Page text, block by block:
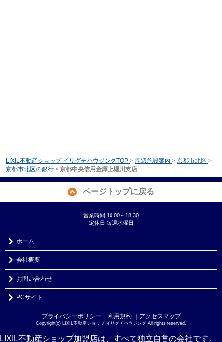
LIXIL不動産ショップ イリグチハウジングTOP > 周辺施設案内 > 京都市北区 >
京都市北区の銀行 > 京都中央信用金庫上堀川支店
ページトップに戻る
営業時間:10:00～18:30
定休日:毎週水曜日
ホーム
会社概要
お問い合わせ
PCサイト
プライバシーポリシー ｜ 利用規約 ｜アクセスマップ
Copyright(c) LIXIL不動産ショップ イリグチハウジング All rights reserved.
LIXIL不動産ショップ加盟店は、すべて独立自営の会社です。